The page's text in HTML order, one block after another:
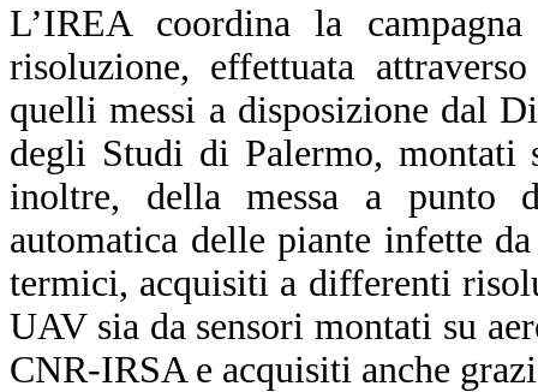
L’IREA coordina la
risoluzione, effettuata
quelli messi a disposizione dal
degli Studi di Palermo, montati
inoltre, della messa a punto
automatica delle piante infette
termici, acquisiti a differenti
UAV sia da sensori montati su
CNR-IRSA e acquisiti anche